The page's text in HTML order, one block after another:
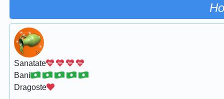
Sanatate
Bani
Dragoste